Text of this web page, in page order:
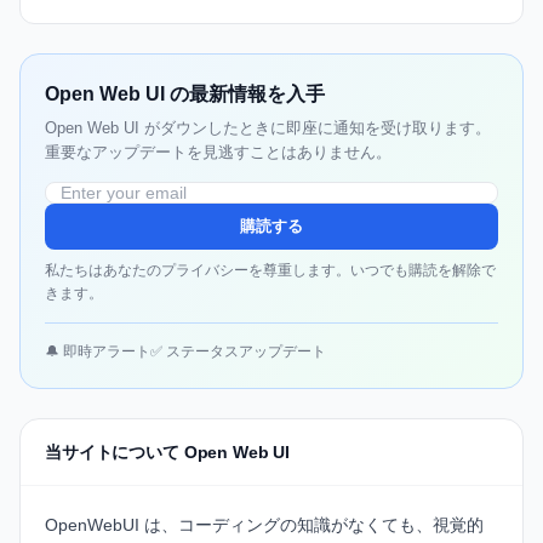
Open Web UI の最新情報を入手
Open Web UI がダウンしたときに即座に通知を受け取ります。
重要なアップデートを見逃すことはありません。
購読する
私たちはあなたのプライバシーを尊重します。いつでも購読を解除で
きます。
🔔 即時アラート ✅ ステータスアップデート
当サイトについて Open Web UI
OpenWebUI は、コーディングの知識がなくても、視覚的